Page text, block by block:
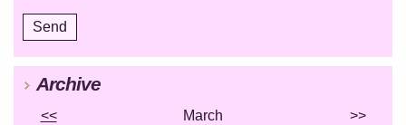
Archive
<< March
>>